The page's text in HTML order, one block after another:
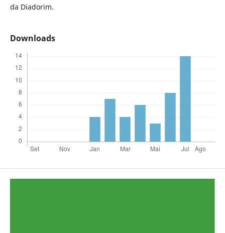
da Diadorim.
Downloads